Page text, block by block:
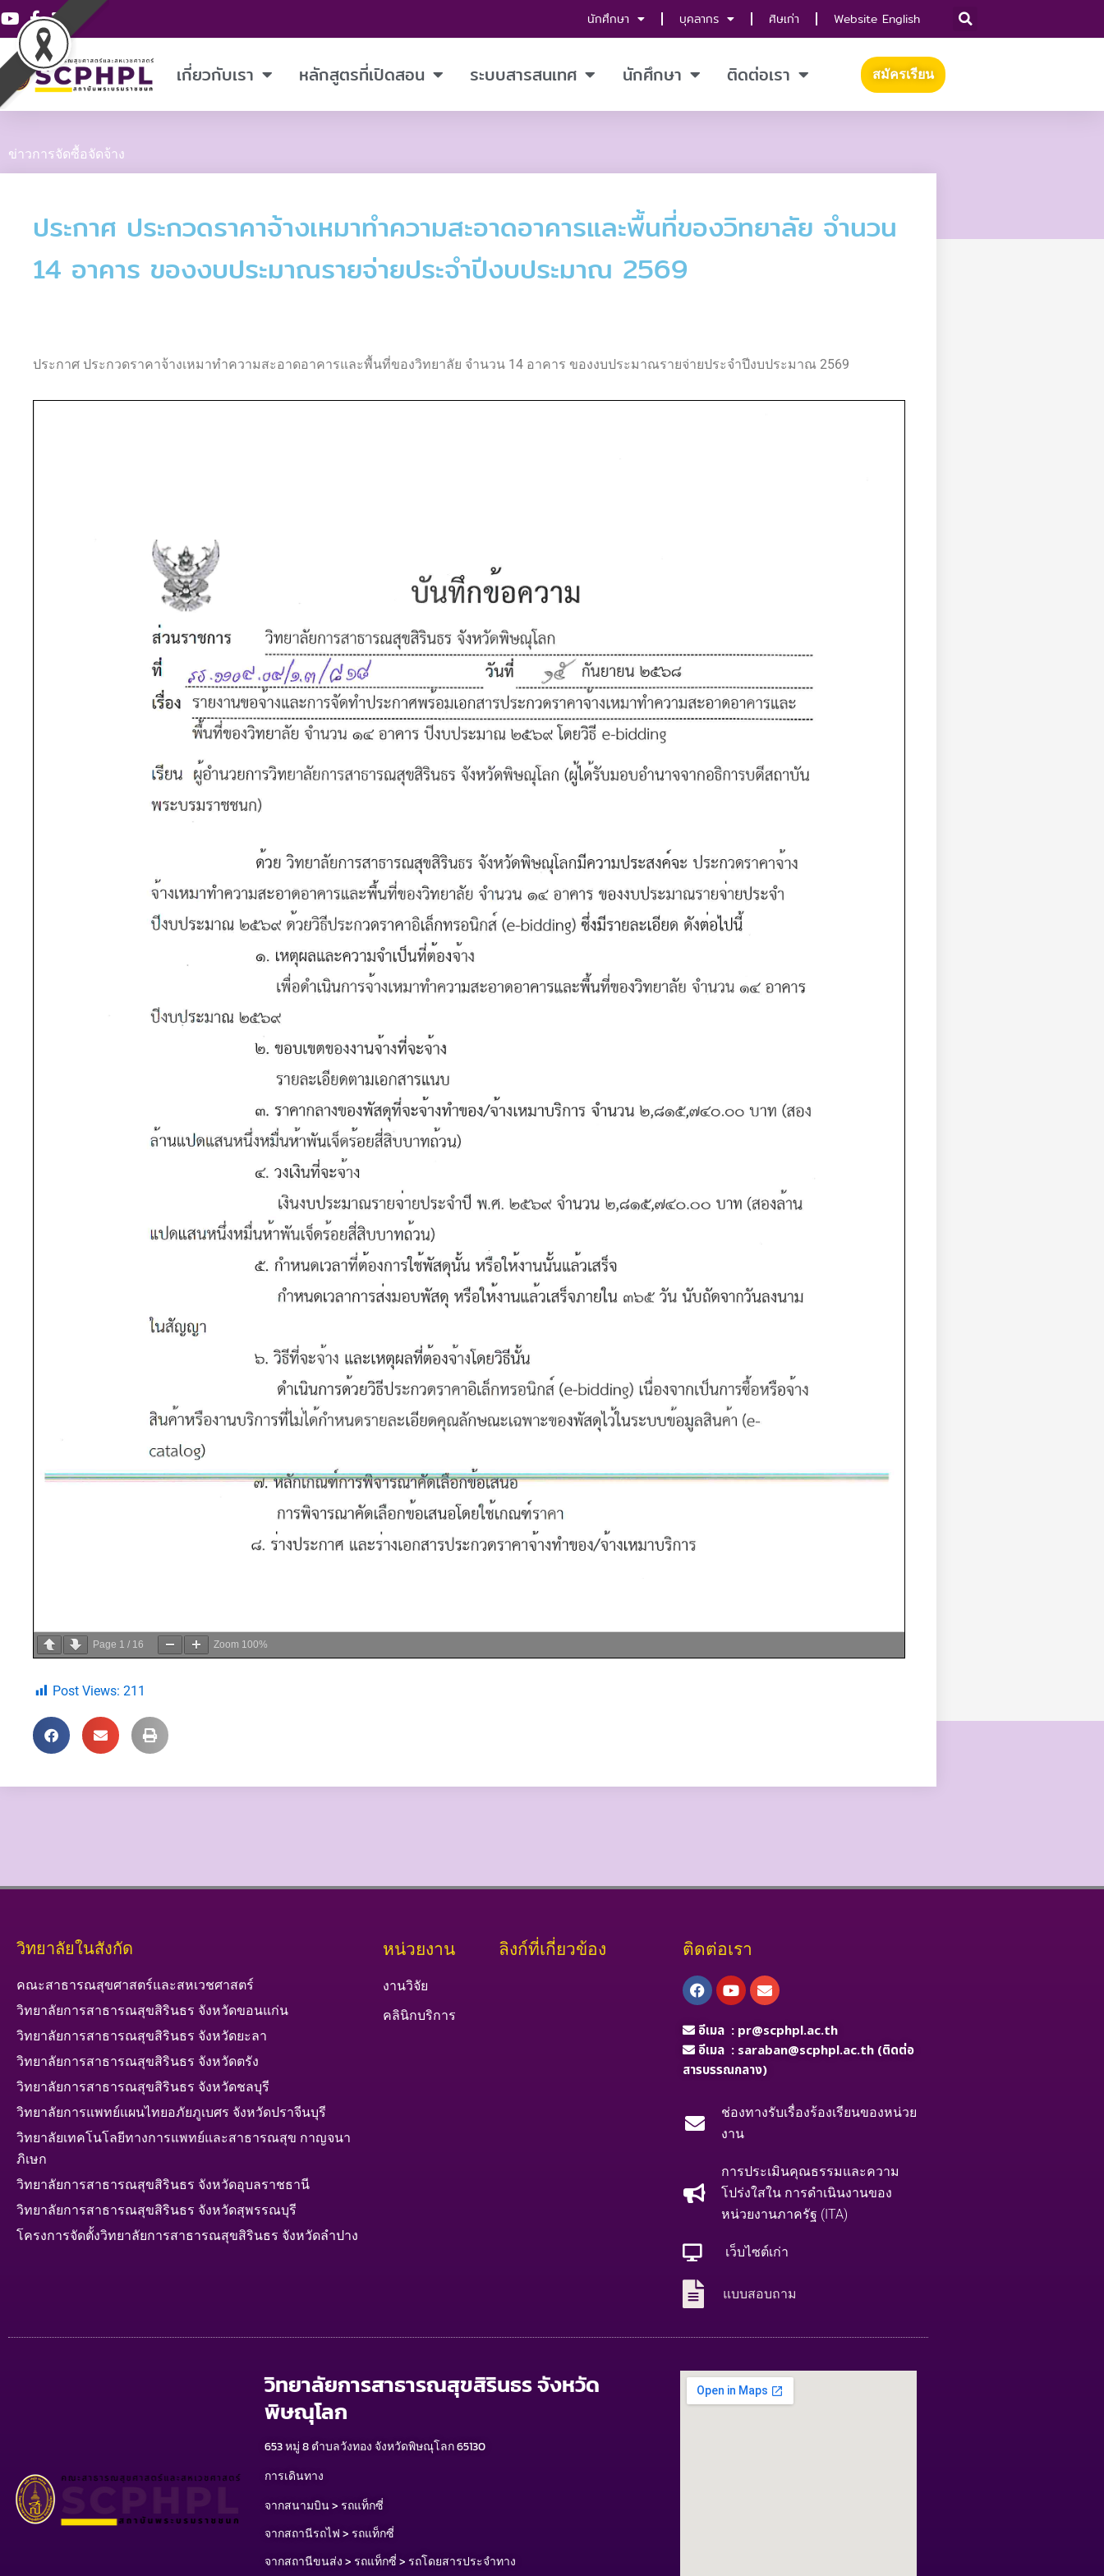
Skip
content
นักศึกษา บุคลากร ศิษเก่า Website English
เกี่ยวกับเรา หลักสูตรที่เปิดสอน ระบบสารสนเทศ นักศึกษา ติดต่อเรา สมัครเรียน
ข่าวการจัดซื้อจัดจ้าง
ประกาศ ประกวดราคาจ้างเหมาทำความสะอาดอาคารและพื้นที่ของวิทยาลัย จำนวน
14 อาคาร ของงบประมาณรายจ่ายประจำปีงบประมาณ 2569
ประกาศ ประกวดราคาจ้างเหมาทำความสะอาดอาคารและพื้นที่ของวิทยาลัย จำนวน 14 อาคาร ของงบประมาณรายจ่ายประจำปีงบประมาณ 2569
Page 1 / 16 Zoom 100%
Post Views: 211
วิทยาลัยในสังกัด
คณะสาธารณสุขศาสตร์และสหเวชศาสตร์
วิทยาลัยการสาธารณสุขสิรินธร จังหวัดขอนแก่น
วิทยาลัยการสาธารณสุขสิรินธร จังหวัดยะลา
วิทยาลัยการสาธารณสุขสิรินธร จังหวัดตรัง
วิทยาลัยการสาธารณสุขสิรินธร จังหวัดชลบุรี
วิทยาลัยการแพทย์แผนไทยอภัยภูเบศร จังหวัดปราจีนบุรี
วิทยาลัยเทคโนโลยีทางการแพทย์และสาธารณสุข กาญจนา
ภิเษก
วิทยาลัยการสาธารณสุขสิรินธร จังหวัดอุบลราชธานี
วิทยาลัยการสาธารณสุขสิรินธร จังหวัดสุพรรณบุรี
โครงการจัดตั้งวิทยาลัยการสาธารณสุขสิรินธร จังหวัดลำปาง
หน่วยงาน
งานวิจัย
คลินิกบริการ
ลิงก์ที่เกี่ยวข้อง ติดต่อเรา
Facebook
YoutubeEnvelope
อีเมล : pr@scphpl.ac.th
อีเมล : saraban@scphpl.ac.th(ติดต่อ
สารบรรณกลาง)
ช่องทางรับเรื่องร้องเรียนของหน่วย
งาน
การประเมินคุณธรรมและความ
โปร่งใสใน การดำเนินงานของ
หน่วยงานภาครัฐ (ITA)
เว็บไซต์เก่า
แบบสอบถาม
วิทยาลัยการสาธารณสุขสิรินธร จังหวัด
พิษณุโลก
653 หมู่ 8 ตำบลวังทอง จังหวัดพิษณุโลก 65130
การเดินทาง
จากสนามบิน > รถแท็กซี่
จากสถานีรถไฟ > รถแท็กซี่
จากสถานีขนส่ง > รถแท็กซี่ > รถโดยสารประจำทาง